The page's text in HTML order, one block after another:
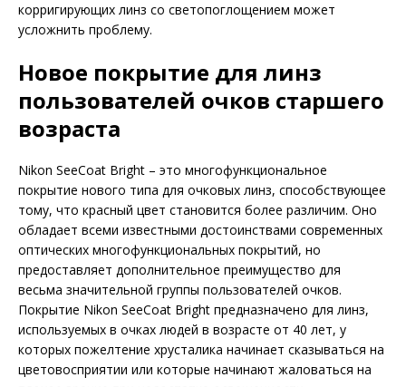
корригирующих линз со светопоглощением может
усложнить проблему.
Новое покрытие для линз
пользователей очков старшего
возраста
Nikon SeeCoat Bright – это многофункциональное
покрытие нового типа для очковых линз, способствующее
тому, что красный цвет становится более различим. Оно
обладает всеми известными достоинствами современных
оптических многофункциональных покрытий, но
предоставляет дополнительное преимущество для
весьма значительной группы пользователей очков.
Покрытие Nikon SeeCoat Bright предназначено для линз,
используемых в очках людей в возрасте от 40 лет, у
которых пожелтение хрусталика начинает сказываться на
цветовосприятии или которые начинают жаловаться на